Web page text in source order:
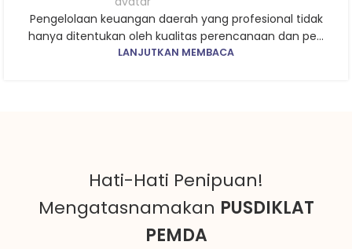
Pengelolaan keuangan daerah yang profesional tidak
hanya ditentukan oleh kualitas perencanaan dan pe...
LANJUTKAN MEMBACA
Hati-Hati Penipuan!
Mengatasnamakan PUSDIKLAT
PEMDA